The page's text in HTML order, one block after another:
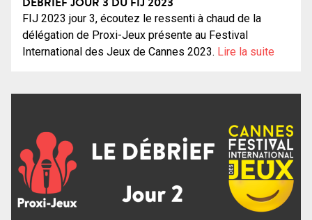
FIJ 2023 jour 3, écoutez le ressenti à chaud de la
délégation de Proxi-Jeux présente au Festival
International des Jeux de Cannes 2023. Lire la suite